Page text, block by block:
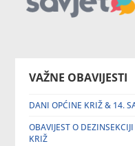
VAŽNE OBAVIJESTI
DANI OPĆINE KRIŽ & 14.
OBAVIJEST O
KRIŽ